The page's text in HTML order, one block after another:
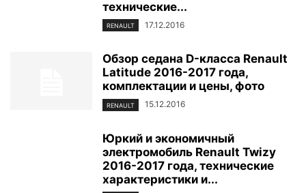
технические...
RENAULT 17.12.2016
Обзор седана D-класса Renault
Latitude 2016-2017 года,
комплектации и цены, фото
RENAULT 15.12.2016
Юркий и экономичный
электромобиль Renault Twizy
2016-2017 года, технические
характеристики и...